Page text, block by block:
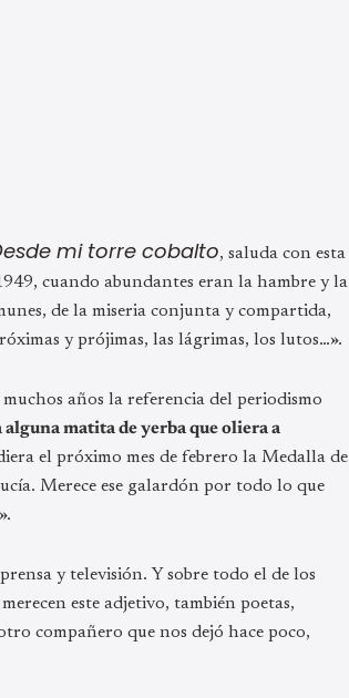
mi torre cobalto, saluda con esta
cuando abundantes eran la hambre y la
de la miseria conjunta y compartida,
y prójimas, las lágrimas, los lutos…».
años la referencia del periodismo
matita de yerba que oliera a
el próximo mes de febrero la Medalla de
Merece ese galardón por todo lo que
y televisión. Y sobre todo el de los
este adjetivo, también poetas,
compañero que nos dejó hace poco,